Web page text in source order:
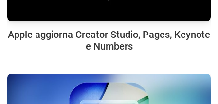
Apple aggiorna Creator Studio, Pages, Keynote
e Numbers